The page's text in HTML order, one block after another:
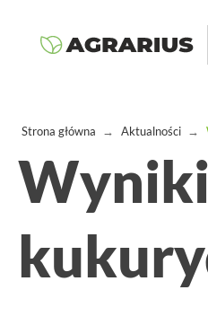
Strona główna → Aktualności →